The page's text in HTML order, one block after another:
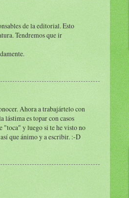
de la editorial. Esto
Tendremos que ir
Ahora a trabajártelo con
lástima es topar con casos
"toca" y luego si te he visto no
que ánimo y a escribir. :-D